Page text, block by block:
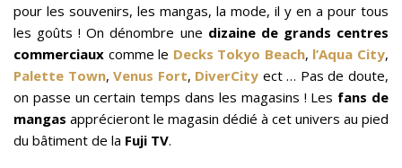
pour les souvenirs, les mangas, la mode, il y en a pour tous
les goûts ! On dénombre une dizaine de grands centres
commerciaux comme le Decks Tokyo Beach, l’Aqua City,
Palette Town,Venus Fort, DiverCity ect … Pas de doute,
on passe un certain temps dans les magasins ! Les fans de
mangas apprécieront le magasin dédié à cet univers au pied
du bâtiment de la Fuji TV.